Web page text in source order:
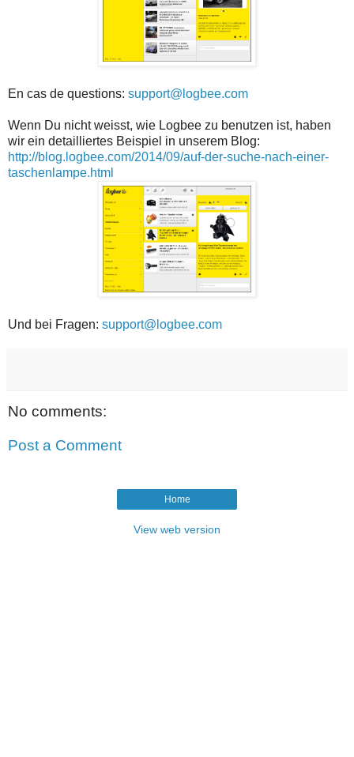
En cas de questions: support@logbee.com
Wenn Du nicht weisst, wie Logbee zu benutzen ist, haben
wir ein detailliertes Beispiel in unserem Blog:
http://blog.logbee.com/2014/09/auf-der-suche-nach-einer-
taschenlampe.html
Und bei Fragen: support@logbee.com
No comments:
Post a Comment
Home
View web version